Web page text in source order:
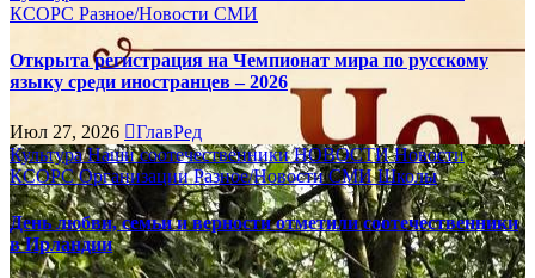
КСОРС Разное/Новости СМИ
Открыта регистрация на Чемпионат мира по русскому
языку среди иностранцев – 2026
Июл 27, 2026
ГлавРед
КультураНаши соотечественникиНОВОСТИНовости
КСОРСОрганизацииРазное/НовостиСМИШколы
День любви, семьи и верности отметили соотечественники
в Ирландии